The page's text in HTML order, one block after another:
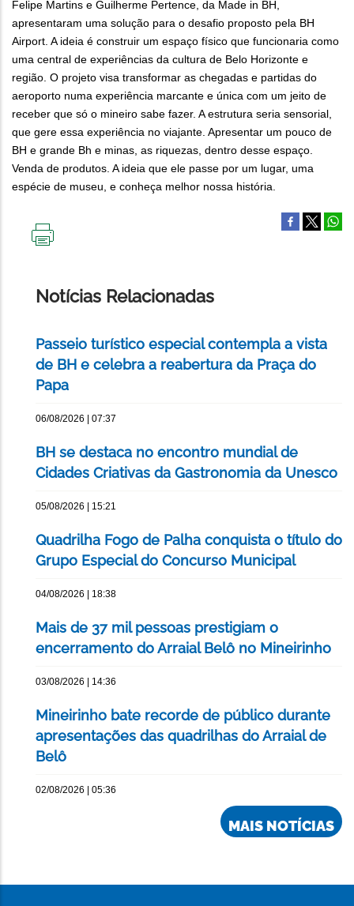
Felipe Martins e Guilherme Pertence, da Made in BH,
apresentaram uma solução para o desafio proposto pela BH
Airport. A ideia é construir um espaço físico que funcionaria como
uma central de experiências da cultura de Belo Horizonte e
região. O projeto visa transformar as chegadas e partidas do
aeroporto numa experiência marcante e única com um jeito de
receber que só o mineiro sabe fazer. A estrutura seria sensorial,
que gere essa experiência no viajante. Apresentar um pouco de
BH e grande Bh e minas, as riquezas, dentro desse espaço.
Venda de produtos. A ideia que ele passe por um lugar, uma
espécie de museu, e conheça melhor nossa história.
Notícias Relacionadas
Passeio turístico especial contempla a vista
de BH e celebra a reabertura da Praça do
Papa
06/08/2026 | 07:37
BH se destaca no encontro mundial de
Cidades Criativas da Gastronomia da Unesco
05/08/2026 | 15:21
Quadrilha Fogo de Palha conquista o título do
Grupo Especial do Concurso Municipal
04/08/2026 | 18:38
Mais de 37 mil pessoas prestigiam o
encerramento do Arraial Belô no Mineirinho
03/08/2026 | 14:36
Mineirinho bate recorde de público durante
apresentações das quadrilhas do Arraial de
Belô
02/08/2026 | 05:36
MAIS NOTÍCIAS